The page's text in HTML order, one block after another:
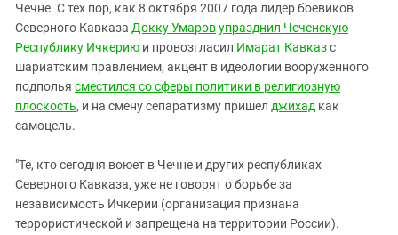
Чечне. С тех пор, как 8 октября 2007 года лидер боевиков
Северного Кавказа Докку Умаровупразднил Чеченскую
Республику Ичкерию и провозгласил Имарат Кавказс
шариатским правлением, акцент в идеологии вооруженного
подполья сместился со сферы политики в религиозную
плоскость, и на смену сепаратизму пришел джихад как
самоцель.
"Те, кто сегодня воюет в Чечне и других республиках
Северного Кавказа, уже не говорят о борьбе за
независимость Ичкерии (организация признана
террористической и запрещена на территории России).